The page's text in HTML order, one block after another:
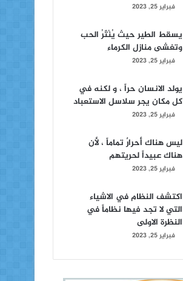
فبراير 25, 2023
يسقط الطير حيث يُنْثَرُ الحب
وتغشى منازل الكرماء
فبراير 25, 2023
يولد الانسان حراً ، و لكنه في
كل مكان يجر سلاسل الاستعباد
فبراير 25, 2023
ليس هناك أحرارٌ تماماً ، لأن
هناك عبيداً لحريتهم
فبراير 25, 2023
اكتشف النظام في الاشياء
التي لا تجد فيها نظاماً في
النظرة الاولى
فبراير 25, 2023